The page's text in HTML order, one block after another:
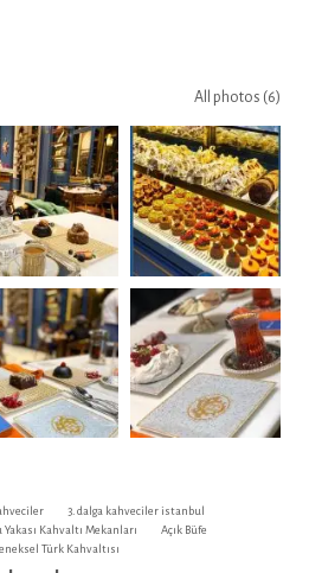
All photos (6)
3. dalga kahveciler istanbul
Kahvaltı Mekanları
Açık Büfe
Türk Kahvaltısı